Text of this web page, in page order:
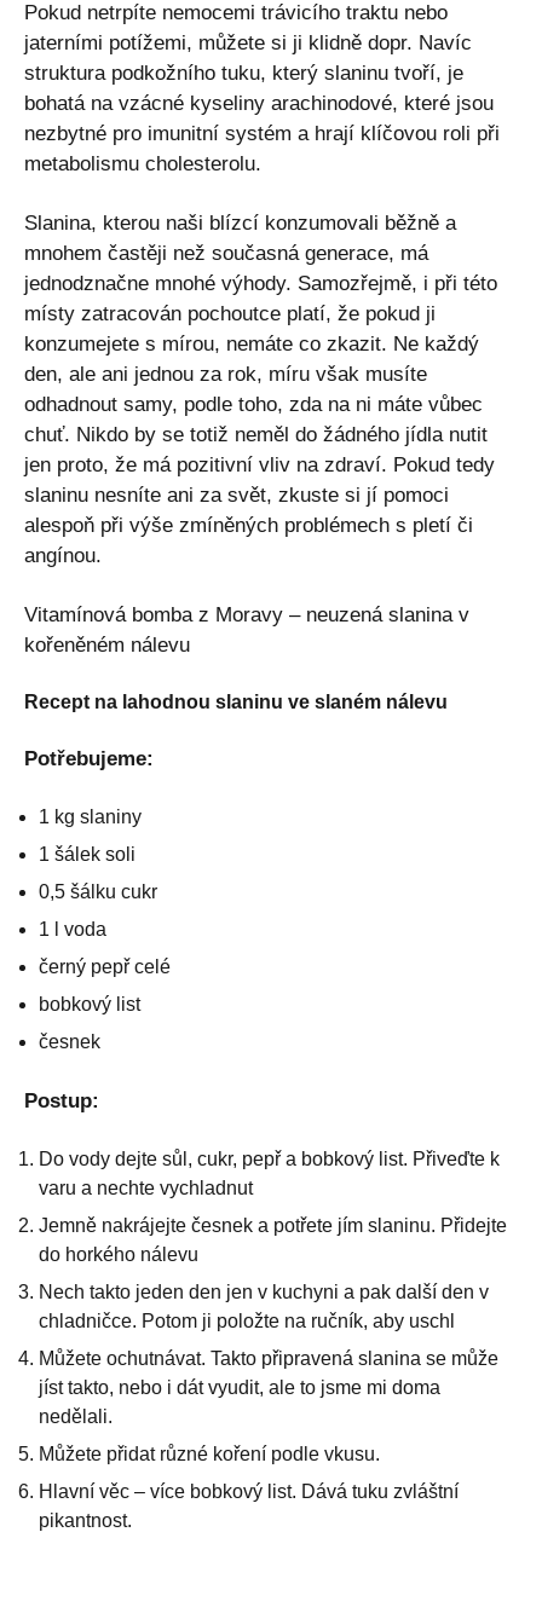
Pokud netrpíte nemocemi trávicího traktu nebo
jaterními potížemi, můžete si ji klidně dopr. Navíc
struktura podkožního tuku, který slaninu tvoří, je
bohatá na vzácné kyseliny arachinodové, které jsou
nezbytné pro imunitní systém a hrají klíčovou roli při
metabolismu cholesterolu.
Slanina, kterou naši blízcí konzumovali běžně a
mnohem častěji než současná generace, má
jednodznačne mnohé výhody. Samozřejmě, i při této
místy zatracován pochoutce platí, že pokud ji
konzumejete s mírou, nemáte co zkazit. Ne každý
den, ale ani jednou za rok, míru však musíte
odhadnout samy, podle toho, zda na ni máte vůbec
chuť. Nikdo by se totiž neměl do žádného jídla nutit
jen proto, že má pozitivní vliv na zdraví. Pokud tedy
slaninu nesníte ani za svět, zkuste si jí pomoci
alespoň při výše zmíněných problémech s pletí či
angínou.
Vitamínová bomba z Moravy – neuzená slanina v
kořeněném nálevu
Recept na lahodnou slaninu ve slaném nálevu
Potřebujeme:
1 kg slaniny
1 šálek soli
0,5 šálku cukr
1 l voda
černý pepř celé
bobkový list
česnek
Postup:
Do vody dejte sůl, cukr, pepř a bobkový list. Přiveďte k
varu a nechte vychladnut
Jemně nakrájejte česnek a potřete jím slaninu. Přidejte
do horkého nálevu
Nech takto jeden den jen v kuchyni a pak další den v
chladničce. Potom ji položte na ručník, aby uschl
Můžete ochutnávat. Takto připravená slanina se může
jíst takto, nebo i dát vyudit, ale to jsme mi doma
nedělali.
Můžete přidat různé koření podle vkusu.
Hlavní věc – více bobkový list. Dává tuku zvláštní
pikantnost.